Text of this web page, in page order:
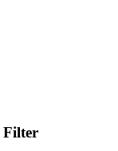
Filter